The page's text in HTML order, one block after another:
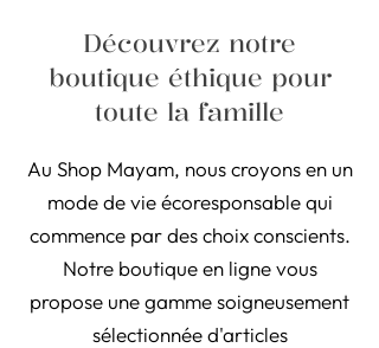
Découvrez notre
boutique éthique pour
toute la famille
Au Shop Mayam, nous croyons en un
mode de vie écoresponsable qui
commence par des choix conscients.
Notre boutique en ligne vous
propose une gamme soigneusement
sélectionnée d'articles